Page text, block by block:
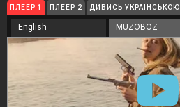
ПЛЕЕР 1 ПЛЕЕР 2 ДИВИСЬ УКРАЇНСЬКОЮ
English MUZOBOZ